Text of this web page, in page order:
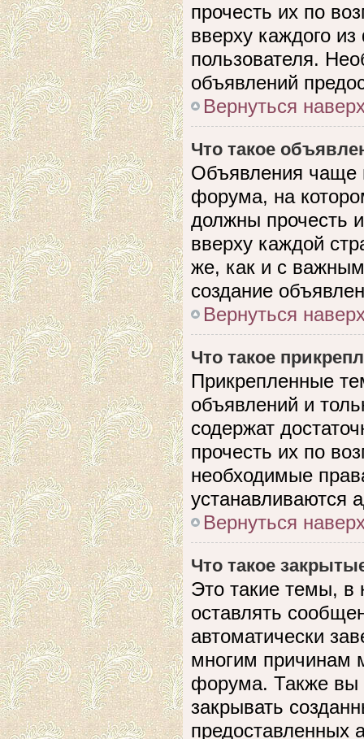
прочесть их по
вверху каждого
пользователя.
объявлений
Вернуться
Что такое
Объявления чаще
форума, на
должны прочесть
вверху каждой
же, как и с
создание
Вернуться
Что такое
Прикрепленные
объявлений и
содержат
прочесть их по
необходимые
устанавливаются
Вернуться
Что такое
Это такие темы, в
оставлять
автоматически
многим причинам
форума. Также вы
закрывать
предоставленных